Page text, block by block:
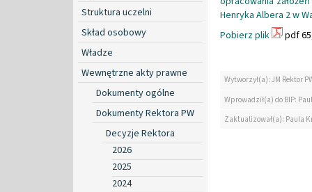
Struktura uczelni
Skład osobowy
Władze
Wewnętrzne akty prawne
Dokumenty ogólne
Dokumenty Rektora PW
Decyzje Rektora
2026
2025
2024
Henryka Albera 2 w
Pobierz plik
pdf
Wytworzył(a): JM Rektor
Wprowadził(a) do BIP:
Zaktualizował(a): Paula